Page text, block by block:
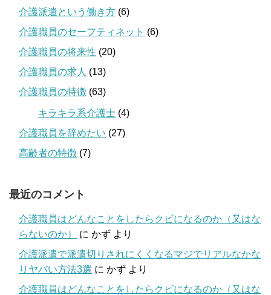
介護派遣という働き方 (6)
介護職員のセーフティネット (6)
介護職員の将来性 (20)
介護職員の求人 (13)
介護職員の特徴 (63)
キラキラ系介護士 (4)
介護職員を辞めたい (27)
高齢者の特徴 (7)
最近のコメント
介護職員はどんなことをしたらクビになるのか（又はな
らないのか）
に かず より
介護派遣で派遣切りされにくくなるマジでリアルなかな
りヤバい方法3選 に かず より
介護職員はどんなことをしたらクビになるのか（又はな